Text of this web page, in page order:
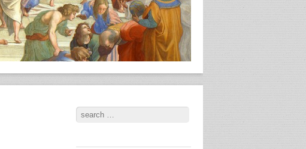
Search